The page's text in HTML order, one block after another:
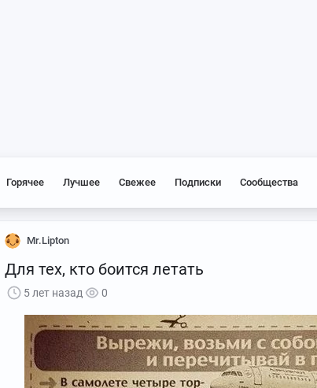
Горячее Лучшее Свежее Подписки Сообщества
Mr.Lipton
Для тех, кто боится летать
5 лет назад 0